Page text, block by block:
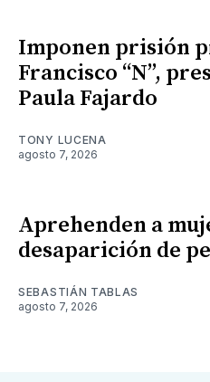
Imponen prisión
Francisco “N”,
Paula Fajardo
TONY LUCENA
agosto 7, 2026
Aprehenden a
desaparición de
SEBASTIÁN TABLAS
agosto 7, 2026